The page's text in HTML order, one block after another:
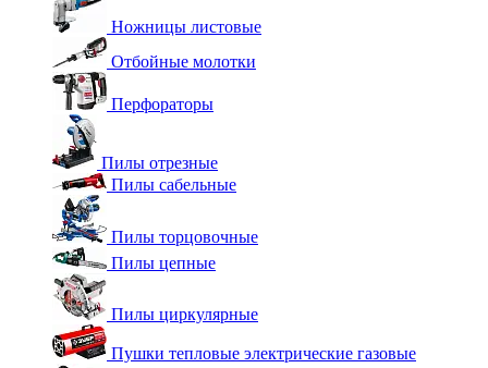
Ножницы листовые
Отбойные молотки
Перфораторы
Пилы отрезные
Пилы сабельные
Пилы торцовочные
Пилы цепные
Пилы циркулярные
Пушки тепловые электрические газовые